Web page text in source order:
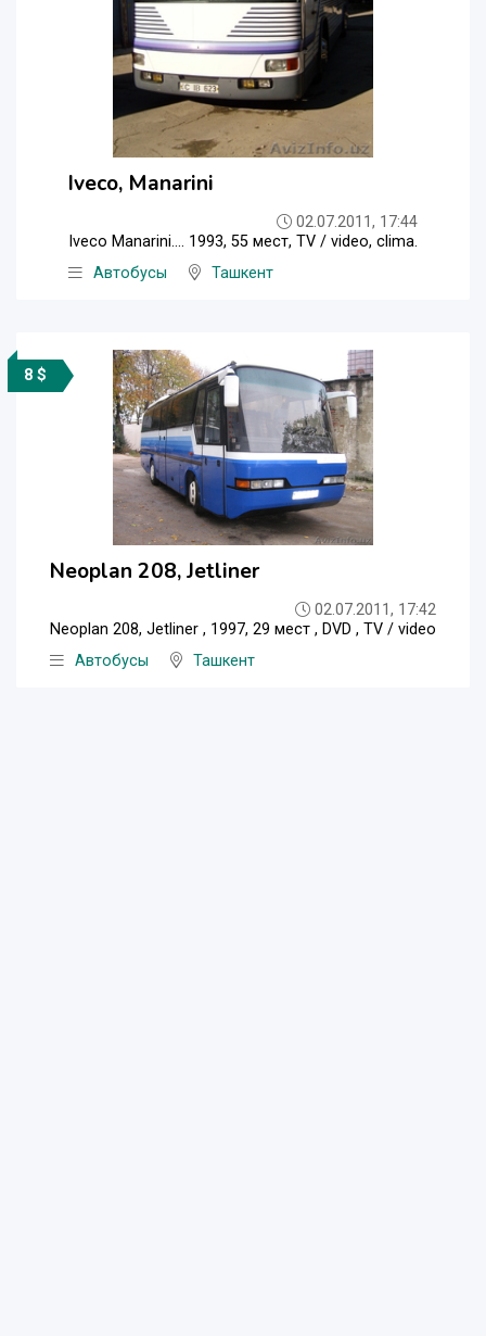
Iveco, Manarini
02.07.2011, 17:44
Iveco Manarini.... 1993, 55 мест, TV / video, clima.
Автобусы
Ташкент
8 $
Neoplan 208, Jetliner
02.07.2011, 17:42
Neoplan 208, Jetliner , 1997, 29 мест , DVD , TV / video
Автобусы
Ташкент